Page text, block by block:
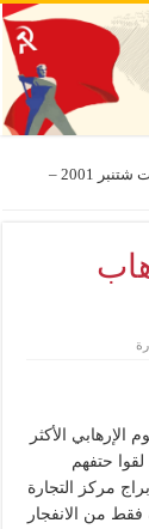
تفجيرات شتنبر 2001 –
– الإرهاب
بخبر الهجوم الإرهابي الأكثر
حتفهم
مركز التجارة
المالي بنيويورك. بعد 18 دقيقة فقط من الانفجار